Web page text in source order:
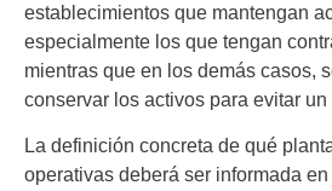
establecimientos que mantengan
especialmente los que tengan
mientras que en los demás casos,
conservar los activos para evitar un
La definición concreta de qué
operativas deberá ser informada